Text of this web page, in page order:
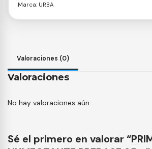
Marca: URBA
Valoraciones (0)
Valoraciones
No hay valoraciones aún.
Sé el primero en valorar